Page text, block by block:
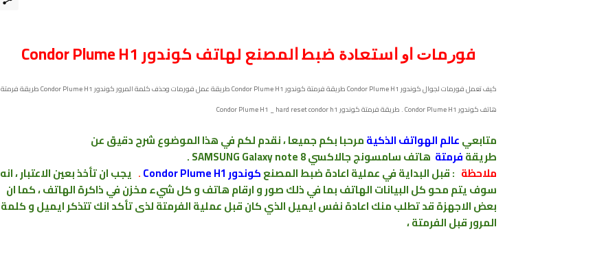
ﻓﻮﺭﻣﺎﺕ ﺍﻭ ﺍﺳﺘﻌﺎﺩﺓ ﺿﺒﻂ ﺍﻟﻤﺼﻨﻊ ﻟﻬﺎﺗﻒ كوندور Condor Plume H1
كيف تعمل فورمات لجوال كوندور Condor Plume H1 طريقة فرمتة كوندور Condor Plume H1 ﻃﺮﻳﻘﺔ عمل فورمات وحذف كلمة المرور كوندور Condor Plume H1 طريقة فرمتة
هاتف كوندور Condor Plume H1 . طريقة فرمتة كوندور Condor Plume H1 _ hard reset condor h1
متابعيعالم الهواتف الذكيةمرحبا بكمجميعا ، نقدم لكم في هذا الموضوع شرح دقيق عن
طريقةفرمتة هاتف سامسونج جالاكسي SAMSUNG Galaxy note 8 .
ملاحظة : قبل البداية في عملية اعادةضبطالمصنعكوندور Condor Plume H1 . يجب ان تأخذ بعين الاعتبار ، انه
سوف يتم محو كل البيانات الهاتف بمافي ذلك صور و ارقامهاتف و كل شيءمخزنفيذاكرة الهاتف ، كما ان
بعض الاجهزة قد تطلب منك اعادة نفس ايميل الذي كان قبل عملية الفرمتة لذى تأكد انك تتذكر ايميل و كلمة
المرور قبل الفرمتة ،